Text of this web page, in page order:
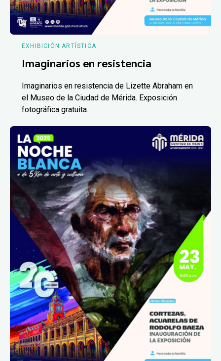
EXHIBICIÓN ARTÍSTICA
Imaginarios en resistencia
Imaginarios en resistencia de Lizette Abraham en
el Museo de la Ciudad de Mérida. Exposición
fotográfica gratuita.